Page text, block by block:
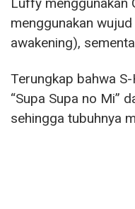
Luffy menggunakan
menggunakan
awakening),
Terungkap bahwa
“Supa Supa no Mi”
sehingga tubuhnya